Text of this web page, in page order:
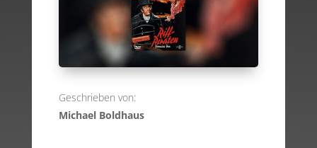
Geschrieben von:
Michael Boldhaus